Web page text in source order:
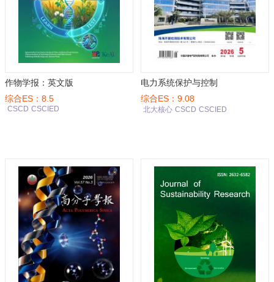
作物学报：英文版
综合ES：8.5
CSCD CSCIED
电力系统保护与控制
综合ES：9.08
北大核心 CSCD CSCIED